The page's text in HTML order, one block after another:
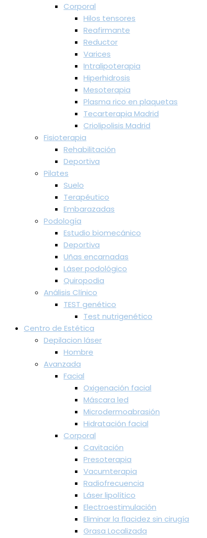
Corporal
Hilos tensores
Reafirmante
Reductor
Varices
Intralipoterapia
Hiperhidrosis
Mesoterapia
Plasma rico en plaquetas
Tecarterapia Madrid
Criolipolisis Madrid
Fisioterapia
Rehabilitación
Deportiva
Pilates
Suelo
Terapéutico
Embarazadas
Podología
Estudio biomecánico
Deportiva
Uñas encarnadas
Láser podológico
Quiropodia
Análisis Clínico
TEST genético
Test nutrigenético
Centro de Estética
Depilacion láser
Hombre
Avanzada
Facial
Oxigenación facial
Máscara led
Microdermoabrasión
Hidratación facial
Corporal
Cavitación
Presoterapia
Vacumterapia
Radiofrecuencia
Láser lipolítico
Electroestimulación
Eliminar la flacidez sin cirugía
Grasa Localizada